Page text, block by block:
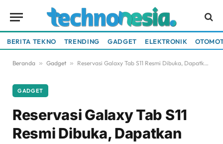
BERITA TEKNO TRENDING GADGET ELEKTRONIK
Beranda » Gadget » Reservasi Galaxy Tab S11 Resmi Dibuka, Dapatkan Diskon Rp750 Ribu!
GADGET
Reservasi Galaxy Tab S11
Resmi Dibuka, Dapatkan